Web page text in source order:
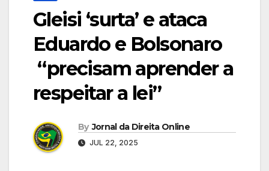
Gleisi ‘surta’ e ataca
Eduardo e Bolsonaro
“precisam aprender a
respeitar a lei”
By Jornal da Direita Online
JUL 22, 2025